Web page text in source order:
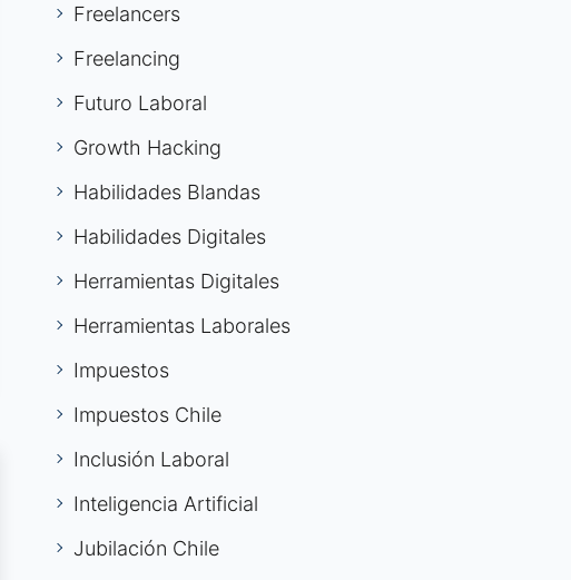
Freelancers
Freelancing
Futuro Laboral
Growth Hacking
Habilidades Blandas
Habilidades Digitales
Herramientas Digitales
Herramientas Laborales
Impuestos
Impuestos Chile
Inclusión Laboral
Inteligencia Artificial
Jubilación Chile